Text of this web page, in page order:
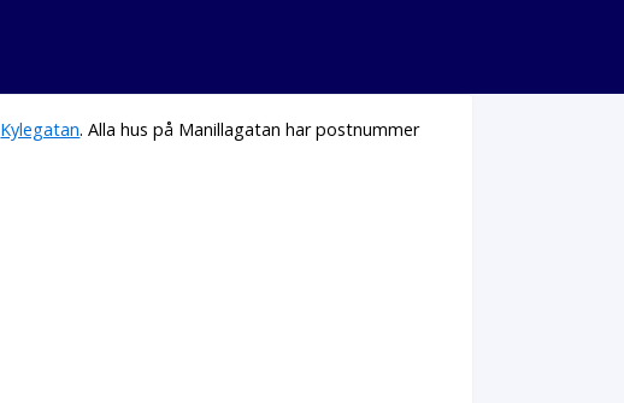
Kylegatan. Alla hus på Manillagatan har postnummer